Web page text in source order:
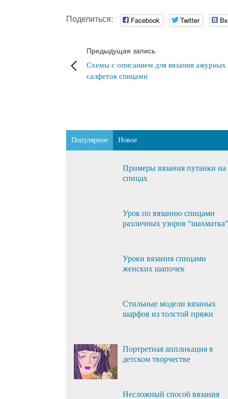
Поделиться: Facebook Twitter
Предыдущая запись
Схемы с описанием для вязания ажурных
салфеток спицами
Популярное Новое
Примеры вязания путанки на
спицах
Урок по вязанию спицами
различных узоров “шахматка”
Уроки вязания спицами
женских шапочек
Стильные модели вязаных
шарфов из толстой пряжи
Портретная аппликация в
детском творчестве
Несложный способ вязания